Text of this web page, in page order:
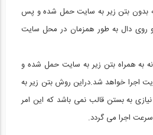
بدون بتن زیر به سایت حمل شده و پس
و روی دال به طور همزمان در محل سایت
به همراه بتن زیر به سایت حمل شده و
اجرا خواهد شد.دراین روش بتن زیر به
به بستن قالب نمی باشد که این امر
اجرا می گردد.